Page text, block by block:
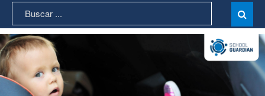
content
Search
for:
